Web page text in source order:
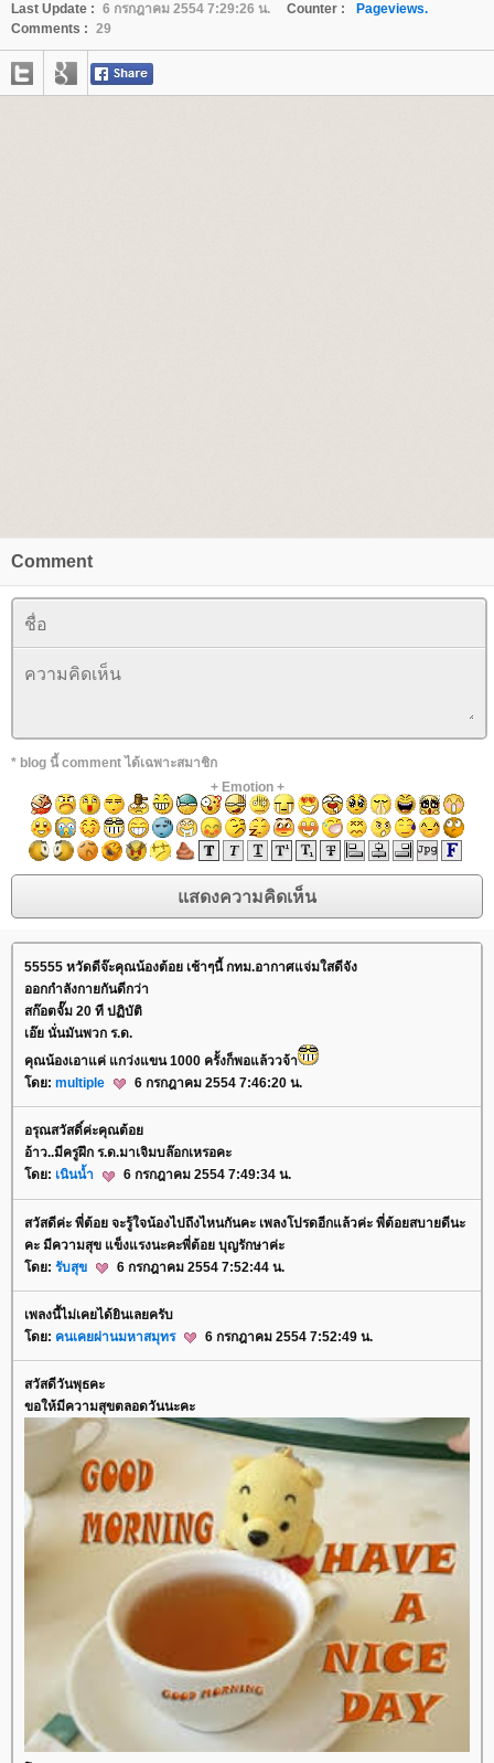
Last Update : 6 กรกฎาคม 2554 7:29:26 น. Counter :
Pageviews.
Comments : 29
Comment
* blog นี้ comment ได้เฉพาะสมาชิก
+ Emotion+
55555 หวัดดีจ๊ะคุณน้องต้อย เช้าๆนี้ กทม.อากาศแจ่มใสดีจัง
ออกกำลังกายกันดีกว่า
สก๊อตจั๊ม 20 ที ปฏิบัติ
เอ๊ย นั่นมันพวก ร.ด.
คุณน้องเอาแค่ แกว่งแขน 1000 ครั้งก็พอแล้ววจ้า
ดย: multiple 6 กรกฎาคม 2554 7:46:20 น.
อรุณสวัสดิ์ค่ะคุณต้อ
อ้าว..มีครูฝึก ร.ด.มาเจิมบล๊อกเหรอคะ
ดย: เนินน้ำ 6 กรกฎาคม 2554 7:49:34 น.
สวัสดีค่ะ พี่ต้อย จะรู้ใจน้องไปถึงไหนกันคะ เพลงโปรดอีกแล้วค่ะ พี่ต้อยสบายดีนะ
คะ มีความสุข แข็งแรงนะคะพี่ต้อย บุญรักษาค่ะ
ดย: รับสุข 6 กรกฎาคม 2554 7:52:44 น.
เพลงนี้ไม่เคยได้ยินเลยครับ
ดย: คนเคยผ่านมหาสมุทร 6 กรกฎาคม 2554 7:52:49 น.
สวัสดีวันพุธคะ
ขอให้มีความสุขตลอดวันนะคะ